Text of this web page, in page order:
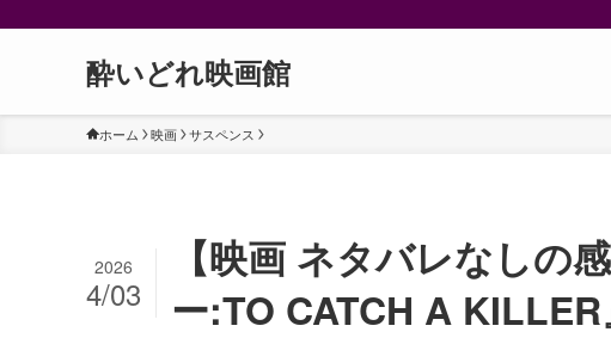
酔いどれ映画館
ホーム 映画 サスペンス
【映画 ネタバレなしの
ー:TO CATCH A KILLER
2026
4/03